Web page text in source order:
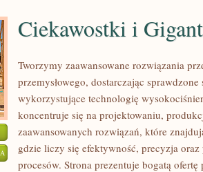
CIEKAWOSTKI
Ciekawostki i
Tworzymy zaawansowane rozwiązania
przemysłowego, dostarczając
wykorzystujące technologię
koncentruje się na projektowaniu,
zaawansowanych rozwiązań, które
gdzie liczy się efektywność, precyzja
procesów. Strona prezentuje bogatą ofertę